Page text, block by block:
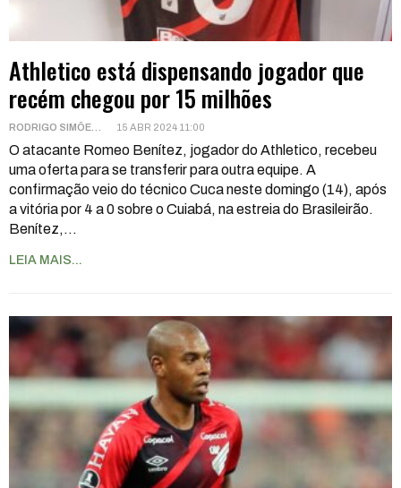
Athletico está dispensando jogador que
recém chegou por 15 milhões
15 ABR 2024 11:00
O atacante Romeo Benítez, jogador do Athletico, recebeu
uma oferta para se transferir para outra equipe. A
confirmação veio do técnico Cuca neste domingo (14), após
a vitória por 4 a 0 sobre o Cuiabá, na estreia do Brasileirão.
Benítez, …
LEIA MAIS...